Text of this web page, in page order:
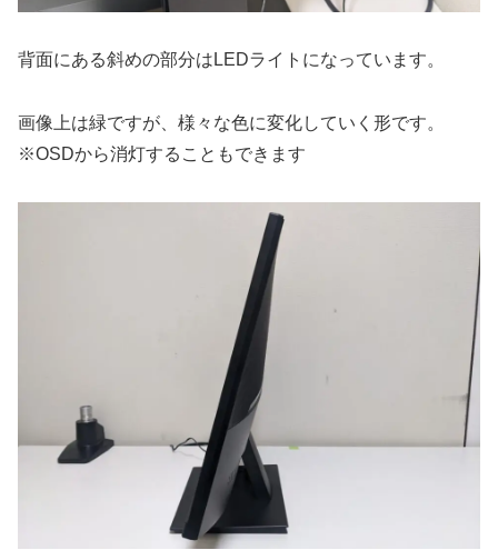
背面にある斜めの部分はLEDライトになっています。
画像上は緑ですが、様々な色に変化していく形です。
※OSDから消灯することもできます